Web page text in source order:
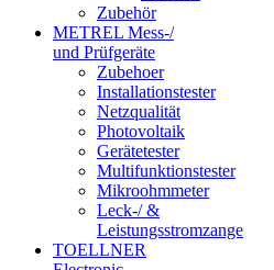
Zubehör
METREL Mess-/
und Prüfgeräte
Zubehoer
Installationstester
Netzqualität
Photovoltaik
Gerätetester
Multifunktionstester
Mikroohmmeter
Leck-/ &
Leistungsstromzange
TOELLNER